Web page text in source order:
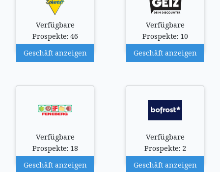
Verfügbare
Prospekte: 46
Geschäft anzeigen
Verfügbare
Prospekte: 10
Geschäft anzeigen
Verfügbare
Prospekte: 18
Geschäft anzeigen
Verfügbare
Prospekte: 2
Geschäft anzeigen